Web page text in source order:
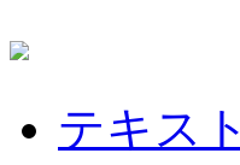
テキスト